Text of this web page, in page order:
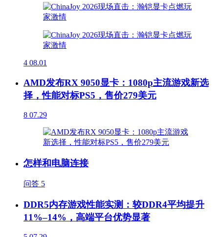
4 08.01
AMD发布RX 9050显卡：1080p主流游戏新选
择，性能对标PS5，售价279美元
8 07.29
怎样和电脑连接
问答 5
DDR5内存游戏性能实测：较DDR4平均提升
11%–14%，高端平台优势显著